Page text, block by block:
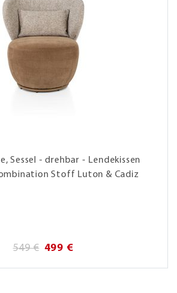
Sessel - drehbar - Lendekissen
Stoff Luton & Cadiz
549 € 499 €